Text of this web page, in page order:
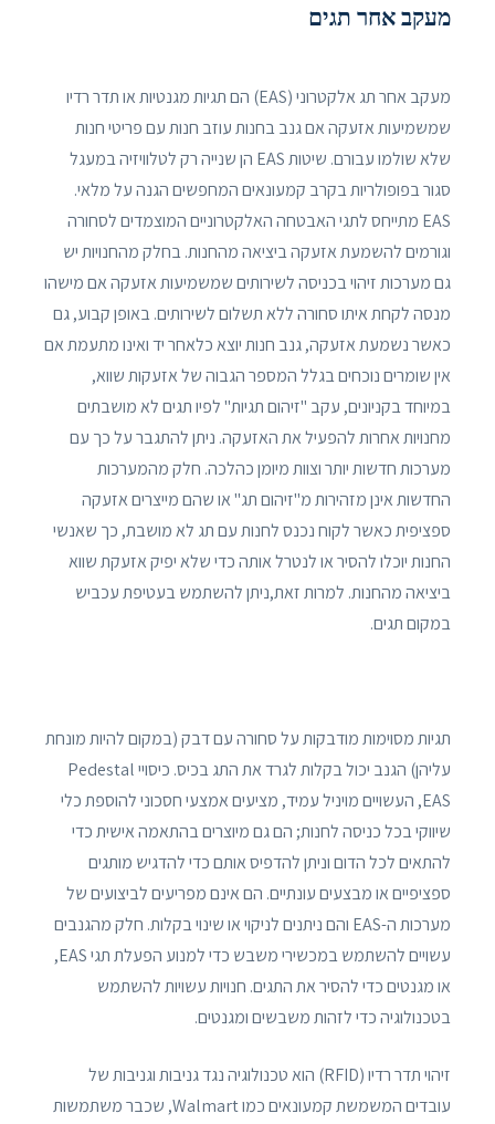
מעקב אחר תגים
מעקב אחר תג אלקטרוני (EAS) הם תגיות מגנטיות או תדר רדיו
שמשמיעות אזעקה אם גנב בחנות עוזב חנות עם פריטי חנות
שלא שולמו עבורם. שיטות EAS הן שנייה רק לטלוויזיה במעגל
סגור בפופולריות בקרב קמעונאים המחפשים הגנה על מלאי.
EAS מתייחס לתגי האבטחה האלקטרוניים המוצמדים לסחורה
וגורמים להשמעת אזעקה ביציאה מהחנות. בחלק מהחנויות יש
גם מערכות זיהוי בכניסה לשירותים שמשמיעות אזעקה אם מישהו
מנסה לקחת איתו סחורה ללא תשלום לשירותים. באופן קבוע, גם
כאשר נשמעת אזעקה, גנב חנות יוצא כלאחר יד ואינו מתעמת אם
אין שומרים נוכחים בגלל המספר הגבוה של אזעקות שווא,
במיוחד בקניונים, עקב "זיהום תגיות" לפיו תגים לא מושבתים
מחנויות אחרות להפעיל את האזעקה. ניתן להתגבר על כך עם
מערכות חדשות יותר וצוות מיומן כהלכה. חלק מהמערכות
החדשות אינן מזהירות מ"זיהום תג" או שהם מייצרים אזעקה
ספציפית כאשר לקוח נכנס לחנות עם תג לא מושבת, כך שאנשי
החנות יוכלו להסיר או לנטרל אותה כדי שלא יפיק אזעקת שווא
ביציאה מהחנות. למרות זאת,ניתן להשתמש בעטיפת עכביש
במקום תגים.
תגיות מסוימות מודבקות על סחורה עם דבק (במקום להיות מונחת
עליהן) הגנב יכול בקלות לגרד את התג בכיס. כיסויי Pedestal
EAS, העשויים מויניל עמיד, מציעים אמצעי חסכוני להוספת כלי
שיווקי בכל כניסה לחנות; הם גם מיוצרים בהתאמה אישית כדי
להתאים לכל הדום וניתן להדפיס אותם כדי להדגיש מותגים
ספציפיים או מבצעים עונתיים. הם אינם מפריעים לביצועים של
מערכות ה-EAS והם ניתנים לניקוי או שינוי בקלות. חלק מהגנבים
עשויים להשתמש במכשירי משבש כדי למנוע הפעלת תגי EAS,
או מגנטים כדי להסיר את התגים. חנויות עשויות להשתמש
בטכנולוגיה כדי לזהות משבשים ומגנטים.
זיהוי תדר רדיו (RFID) הוא טכנולוגיה נגד גניבות וגניבות של
עובדים המשמשת קמעונאים כמו Walmart, שכבר משתמשות